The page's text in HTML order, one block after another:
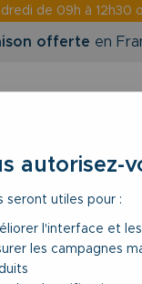
de 09h à 12h30
offerte en
et Short de bain
autorisez-
seront utiles pour :
l'interface et
les campagnes